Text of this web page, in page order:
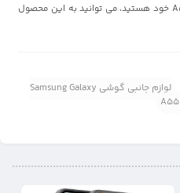
لنزدار برای گوشی سامسونگ گلکسی A55 خود هستید، می توانید به این محصول
لوازم جانبی گوشی Samsung Galaxy
A55